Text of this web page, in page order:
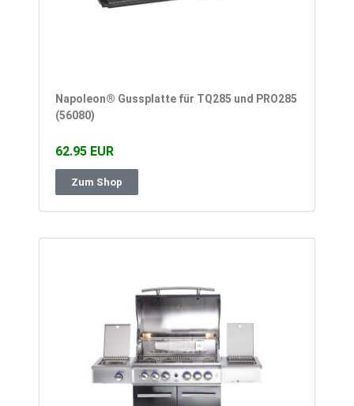
Napoleon® Gussplatte für TQ285 und PRO285
(56080)
62.95 EUR
Zum Shop